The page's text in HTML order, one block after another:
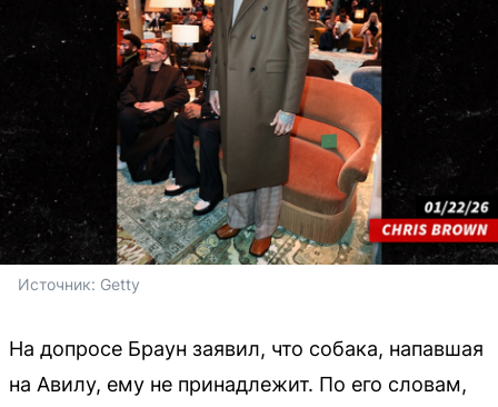
Источник: Getty
На допросе Браун заявил, что собака, напавшая
на Авилу, ему не принадлежит. По его словам,